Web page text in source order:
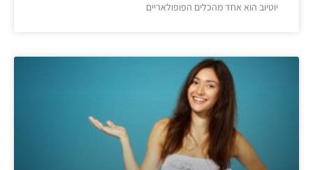
יוטיוב הוא אחד מהכלים הפופולאריים